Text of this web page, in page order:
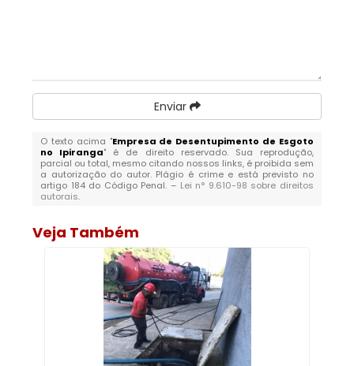
Enviar
O texto acima "Empresa de Desentupimento de Esgoto
no Ipiranga" é de direito reservado. Sua reprodução,
parcial ou total, mesmo citando nossos links, é proibida sem
a autorização do autor. Plágio é crime e está previsto no
artigo 184 do Código Penal. – Lei n° 9.610-98 sobre direitos
autorais.
Veja Também